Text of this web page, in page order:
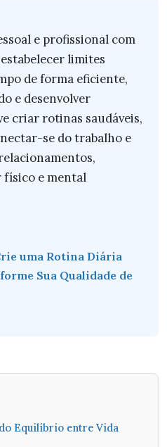
e profissional com
limites
de forma eficiente,
e desenvolver
criar rotinas saudáveis,
se do trabalho e
e mental
uma Rotina Diária
Sua Qualidade de
Equilíbrio entre Vida